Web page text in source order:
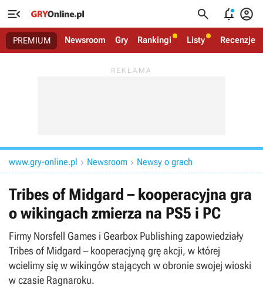
   
PREMIUM Newsroom Gry Rankingi Listy Recenzje
www.gry-online.pl  Newsroom  Newsy o grach
Tribes of Midgard – kooperacyjna gra
o wikingach zmierza na PS5 i PC
Firmy Norsfell Games i Gearbox Publishing zapowiedziały
Tribes of Midgard – kooperacjyną grę akcji, w której
wcielimy się w wikingów stających w obronie swojej wioski
w czasie Ragnaroku.